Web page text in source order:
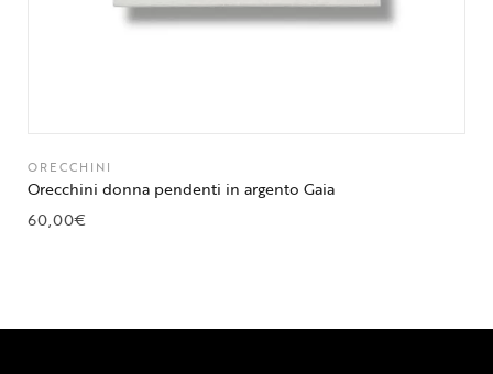
ORECCHINI
Orecchini donna pendenti in argento Gaia
60,00€